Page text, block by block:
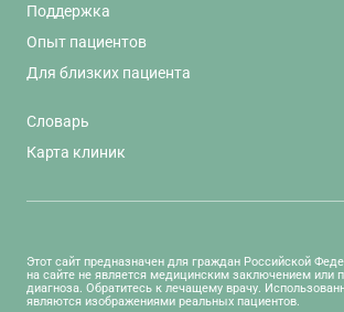
Поддержка
Опыт пациентов
Для близких пациента
Словарь
Карта клиник
Этот сайт предназначен для граждан Российской
на сайте не является медицинским заключением или
диагноза. Обратитесь к лечащему врачу.
являются изображениями реальных пациентов.